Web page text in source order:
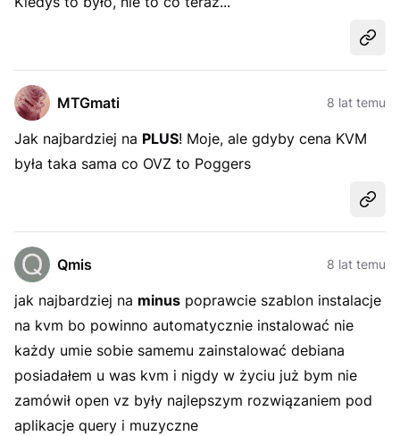
MTGmati 8 lat temu
Jak najbardziej na PLUS! Moje, ale gdyby cena KVM
była taka sama co OVZ to Poggers
Qmis 8 lat temu
jak najbardziej na minus poprawcie szablon instalacje
na kvm bo powinno automatycznie instalować nie
każdy umie sobie samemu zainstalować debiana
posiadałem u was kvm i nigdy w życiu już bym nie
zamówił open vz były najlepszym rozwiązaniem pod
aplikacje query i muzyczne